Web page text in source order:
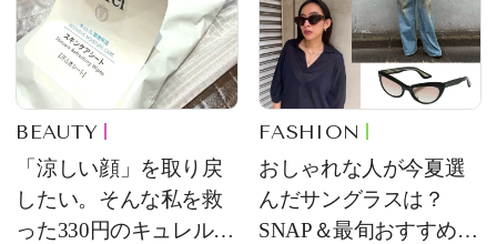
BEAUTY
「涼しい顔」を取り戻
したい。そんな私を救
った330円のキュレル名
FASHION
おしゃれな人が今夏選
んだサングラスは？
SNAP＆最旬おすすめサ